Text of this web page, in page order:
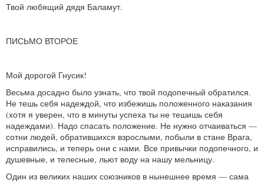
Твой любящий дядя Баламут.
ПИСЬМО ВТОРОЕ
Мой дорогой Гнусик!
Весьма досадно было узнать, что твой подопечный обратился.
Не тешь себя надеждой, что избежишь положенного наказания
(хотя я уверен, что в минуты успеха ты не тешишь себя
надеждами). Надо спасать положение. Не нужно отчаиваться —
сотни людей, обратившихся взрослыми, побыли в стане Врага,
исправились, и теперь они с нами. Все привычки подопечного, и
душевные, и телесные, льют воду на нашу мельницу.
Один из великих наших союзников в нынешнее время — сама